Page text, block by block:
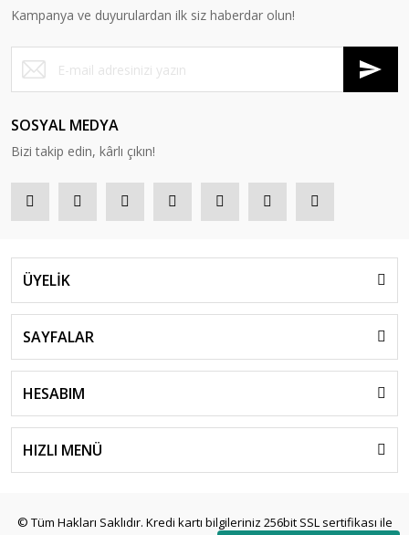
Kampanya ve duyurulardan ilk siz haberdar olun!
SOSYAL MEDYA
Bizi takip edin, kârlı çıkın!
ÜYELİK
SAYFALAR
HESABIM
HIZLI MENÜ
© Tüm Hakları Saklıdır. Kredi kartı bilgileriniz 256bit SSL sertifikası ile